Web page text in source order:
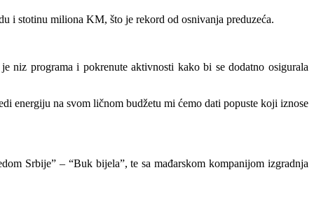
i stotinu miliona KM, što je rekord od osnivanja preduzeća.
niz programa i pokrenute aktivnosti kako bi se dodatno osigurala
energiju na svom ličnom budžetu mi ćemo dati popuste koji iznose
Srbije” – “Buk bijela”, te sa mađarskom kompanijom izgradnja